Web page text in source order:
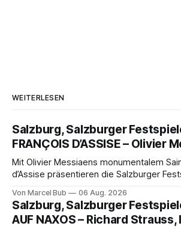
WEITERLESEN
Salzburg, Salzburger
FRANÇOIS D’ASSISE – Olivier
Mit Olivier Messiaens monumentalem
d’Assise präsentieren die Salzburger
eine bildgewaltige Inszenierung, Maxime
die komplexe Partitur eindrucksvoll,
Franziskus.
Von Marcel Bub 06 Aug. 2026
Salzburg, Salzburger
AUF NAXOS – Richard Strauss,